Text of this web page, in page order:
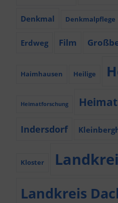
Denkmal Denkmalpflege
Erdweg Film
Haimhausen Heilige
Heimatforschung
Indersdorf
Kloster
Landkreis